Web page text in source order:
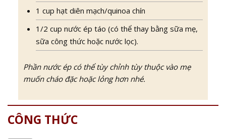
1 cup hạt diên mạch/quinoa chín
1/2 cup nước ép táo (có thể thay bằng sữa mẹ,
sữa công thức hoặc nước lọc).
Phần nước ép có thể tùy chỉnh tùy thuộc vào mẹ
muốn cháo đặc hoặc lỏng hơn nhé.
CÔNG THỨC